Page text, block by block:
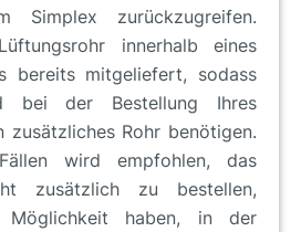
Simplex zurückzugreifen.
innerhalb eines
bereits mitgeliefert, sodass
bei der Bestellung Ihres
zusätzliches Rohr benötigen.
wird empfohlen, das
zusätzlich zu bestellen,
haben, in der